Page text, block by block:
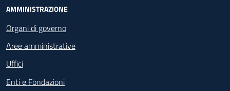
Footer - Navigazione
AMMINISTRAZIONE
Organi di governo
Aree amministrative
Uffici
Enti e Fondazioni